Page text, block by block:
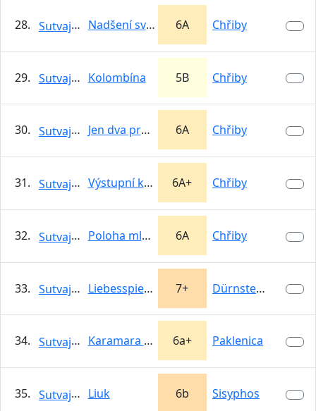
28. Sutvajka Nadšení sviště 6A Chřiby
29. Sutvajka Kolombína 5B Chřiby
30. Sutvajka Jen dva prstíčky 6A Chřiby
31. Sutvajka Výstupní kontrola 6A+ Chřiby
32. Sutvajka Poloha mléka a vody 6A Chřiby
33. Sutvajka Liebesspieler 7+ Dürnstein
34. Sutvajka Karamara sweet temptations 6a+ Paklenica
35. Sutvajka Liuk 6b Sisyphos